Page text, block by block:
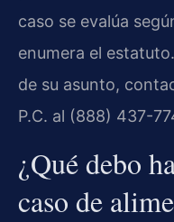
caso se evalúa
enumera el
de su asunto,
P.C. al (888) 437-
¿Qué debo
caso de